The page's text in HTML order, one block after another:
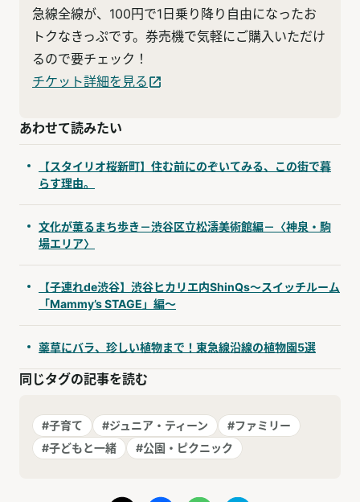
急線全線が、100円で1日乗り降り自由になったお
トクなきっぷです。券売機で気軽にご購入いただけ
るので要チェック！
チケット詳細を見る
あわせて読みたい
【スタイリオ桜新町】住む前にのぞいてみる、この街で暮
らす理由。
文化が薫るまち歩き－渋谷区立松濤美術館編－〈神泉・駒
場エリア〉
【子連れde渋谷】渋谷ヒカリエ内ShinQs～スイッチルーム
「Mammy’s STAGE」編～
薬草にバラ、珍しい植物まで！東急線沿線の植物園5選
同じタグの記事を読む
#子育て #ジュニア・ティーン
#ファミリー
#子どもと一緒
#公園・ピクニック